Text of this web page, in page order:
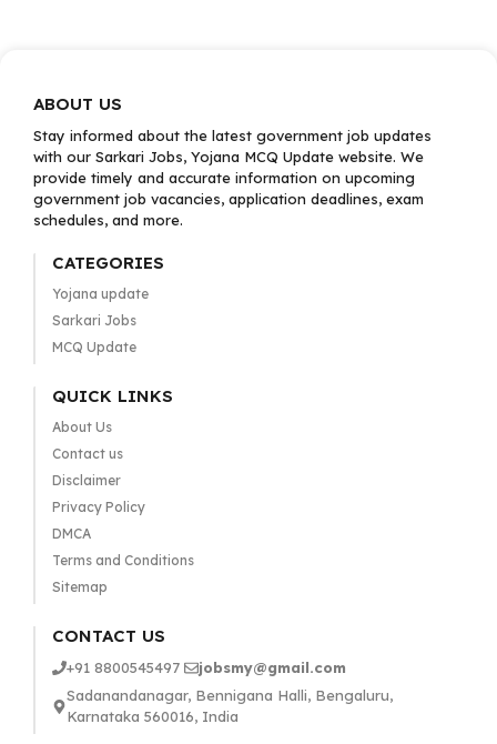
ABOUT US
Stay informed about the latest government job updates
with our Sarkari Jobs, Yojana MCQ Update website. We
provide timely and accurate information on upcoming
government job vacancies, application deadlines, exam
schedules, and more.
CATEGORIES
Yojana update
Sarkari Jobs
MCQ Update
QUICK LINKS
About Us
Contact us
Disclaimer
Privacy Policy
DMCA
Terms and Conditions
Sitemap
CONTACT US
+91 8800545497
jobsmy@gmail.com
Sadanandanagar, Bennigana Halli, Bengaluru,
Karnataka 560016, India